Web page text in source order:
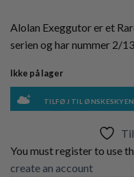
Alolan Exeggutor er et
serien og har nummer 2/
Ikke på lager
TILFØJ TIL ØNSKESKYEN
You must register to use
create an account